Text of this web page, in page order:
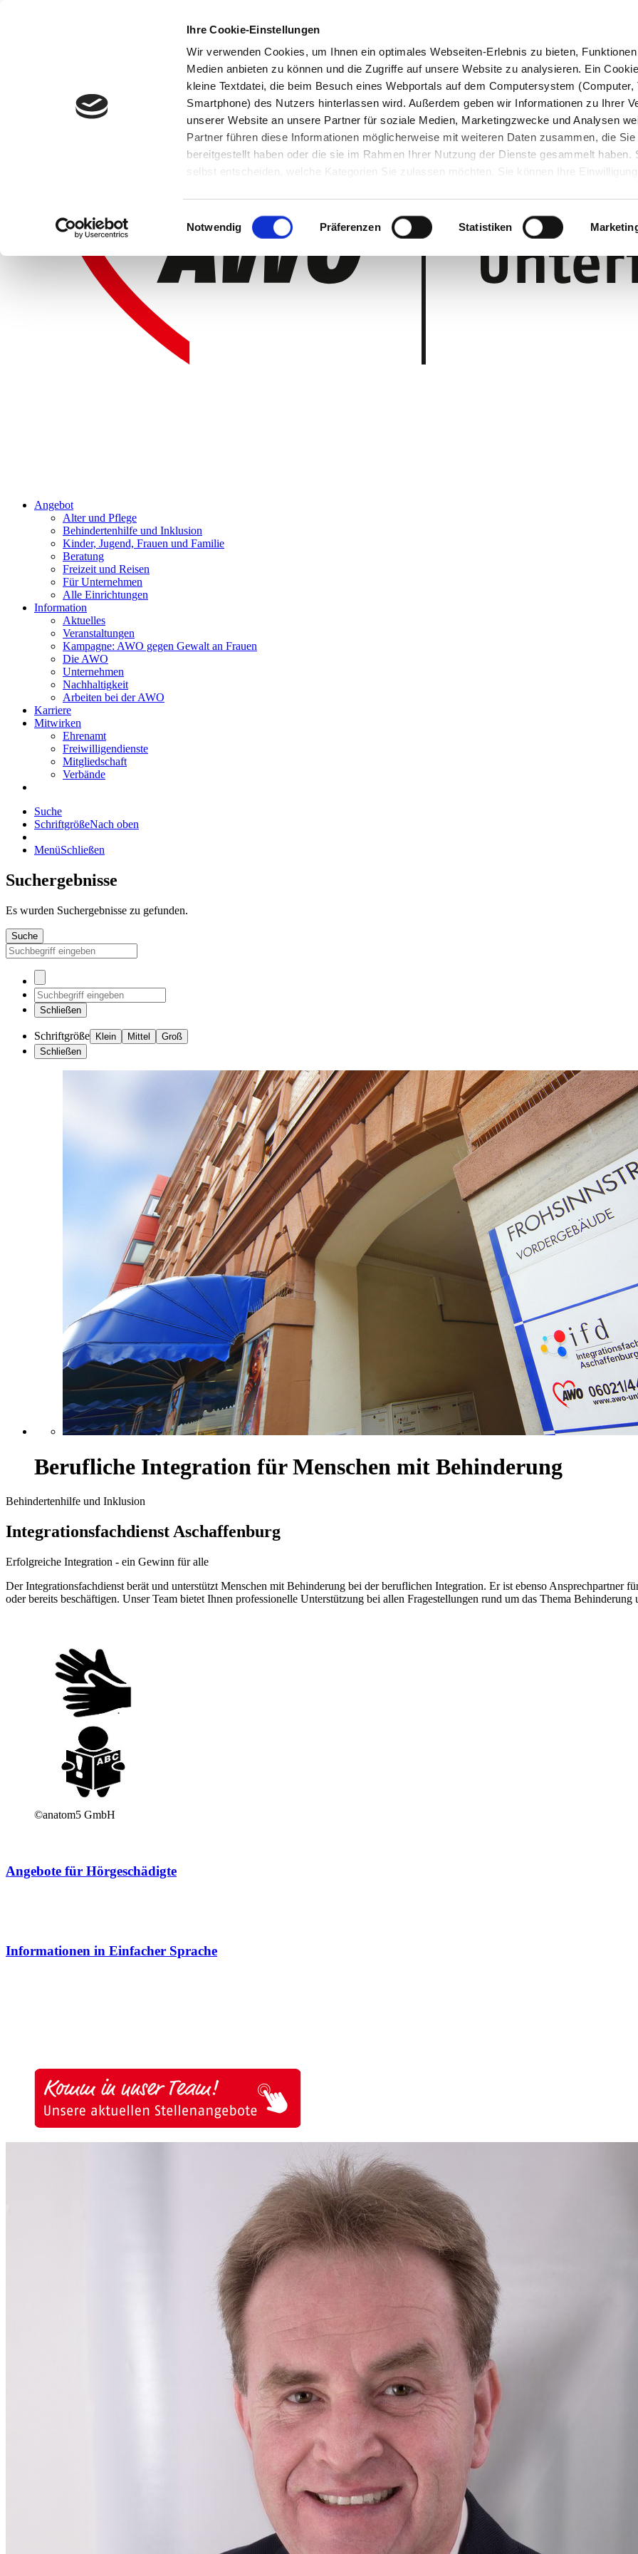
Ihre Cookie-Einstellungen
Wir verwenden Cookies, um Ihnen ein optimales Webseiten-Erlebnis zu bieten,
Medien anbieten zu können und die Zugriffe auf unsere Website zu analysieren. Ein
kleine Textdatei, die beim Besuch eines Webportals auf dem Computersystem (Computer,
Smartphone) des Nutzers hinterlassen wird. Außerdem geben wir Informationen zu Ihrer
unserer Website an unsere Partner für soziale Medien, Marketingzwecke und Analysen
Partner führen diese Informationen möglicherweise mit weiteren Daten zusammen, die Sie
bereitgestellt haben oder die sie im Rahmen Ihrer Nutzung der Dienste gesammelt haben.
selbst entscheiden, welche Kategorien Sie zulassen möchten. Sie können Ihre
Einwilligungsauswahl
Notwendig Präferenzen Statistiken
Angebot
Alter und Pflege
Behindertenhilfe und Inklusion
Kinder, Jugend, Frauen und Familie
Beratung
Freizeit und Reisen
Für Unternehmen
Alle Einrichtungen
Information
Aktuelles
Veranstaltungen
Kampagne: AWO gegen Gewalt an Frauen
Die AWO
Unternehmen
Nachhaltigkeit
Arbeiten bei der AWO
Karriere
Mitwirken
Ehrenamt
Freiwilligendienste
Mitgliedschaft
Verbände
Suche
SchriftgrößeNach oben
MenüSchließen
Suchergebnisse
Es wurden Suchergebnisse zu gefunden.
Suche
Schließen
Schriftgröße Klein Mittel
Groß
Schließen
Berufliche Integration für Menschen mit Behinderung
Behindertenhilfe und Inklusion
Integrationsfachdienst Aschaffenburg
Erfolgreiche Integration - ein Gewinn für alle
Der Integrationsfachdienst berät und unterstützt Menschen mit Behinderung bei der beruflichen Integration. Er ist ebenso Ansprechpartner
oder bereits beschäftigen. Unser Team bietet Ihnen professionelle Unterstützung bei allen Fragestellungen rund um das Thema Behinderung
©anatom5 GmbH
Angebote für Hörgeschädigte
Informationen in Einfacher Sprache